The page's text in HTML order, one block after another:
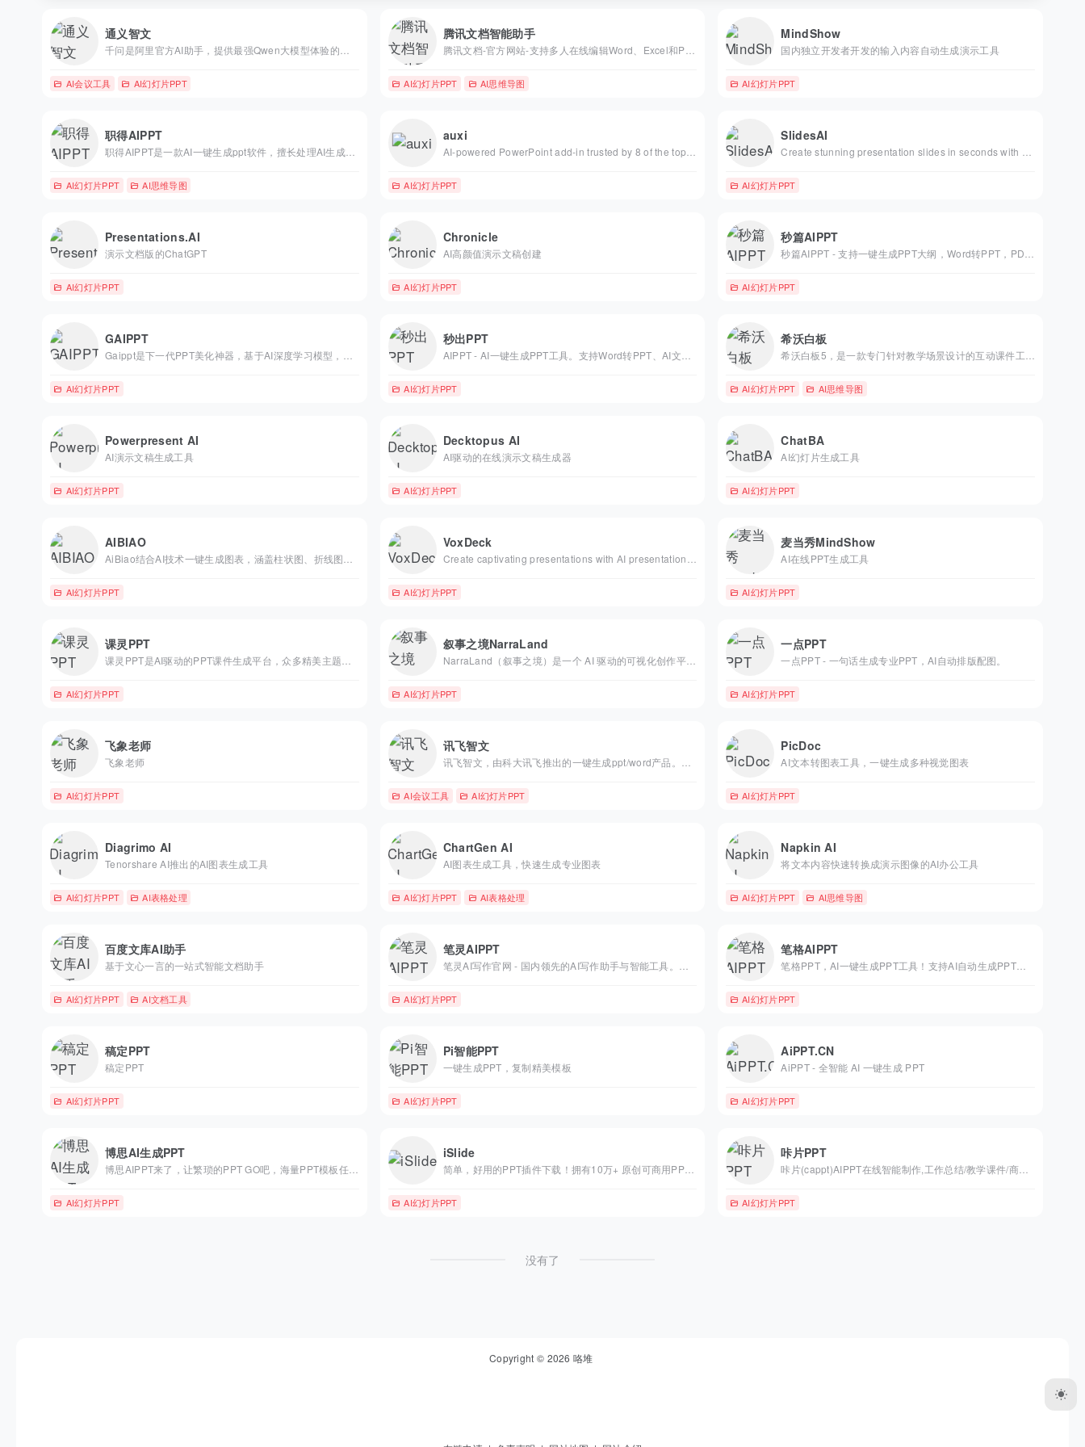
通义智文
AI会议工具 AI幻灯片PPT
腾讯文档智能助手
AI幻灯片PPT AI思维导图
MindShow
国内独立开发者开发的输入内容自动生成演示工具
AI幻灯片PPT
职得AIPPT
AI幻灯片PPT AI思维导图
auxi
AI幻灯片PPT
SlidesAI
AI幻灯片PPT
Presentations.AI
演示文档版的ChatGPT
AI幻灯片PPT
Chronicle
AI高颜值演示文稿创建
AI幻灯片PPT
秒篇AIPPT
AI幻灯片PPT
GAIPPT
AI幻灯片PPT
秒出PPT
AI幻灯片PPT
希沃白板
AI幻灯片PPT AI思维导图
Powerpresent AI
AI演示文稿生成工具
AI幻灯片PPT
Decktopus AI
AI驱动的在线演示文稿生成器
AI幻灯片PPT
ChatBA
AI幻灯片生成工具
AI幻灯片PPT
AIBIAO
AI幻灯片PPT
VoxDeck
AI幻灯片PPT
麦当秀MindShow
AI在线PPT生成工具
AI幻灯片PPT
课灵PPT
AI幻灯片PPT
叙事之境NarraLand
NarraLand（叙事之境）是一个 AI 驱动的可视化创作平台，几分钟内将你的想法变成精美的视觉页面。适用于产品介绍、品牌故事、研究报告、演示汇报、公众号长图、社交媒体信息图、知识科普、个人创作等场景。
AI幻灯片PPT
一点PPT
一点PPT - 一句话生成专业PPT，AI自动排版配图。
AI幻灯片PPT
飞象老师
飞象老师
AI幻灯片PPT
讯飞智文
AI会议工具 AI幻灯片PPT
PicDoc
AI文本转图表工具，一键生成多种视觉图表
AI幻灯片PPT
Diagrimo AI
Tenorshare AI推出的AI图表生成工具
AI幻灯片PPT AI表格处理
ChartGen AI
AI图表生成工具，快速生成专业图表
AI幻灯片PPT AI表格处理
Napkin AI
将文本内容快速转换成演示图像的AI办公工具
AI幻灯片PPT AI思维导图
百度文库AI助手
基于文心一言的一站式智能文档助手
AI幻灯片PPT AI文档工具
笔灵AIPPT
AI幻灯片PPT
笔格AIPPT
AI幻灯片PPT
稿定PPT
稿定PPT
AI幻灯片PPT
Pi智能PPT
一键生成PPT，复制精美模板
AI幻灯片PPT
AiPPT.CN
AiPPT - 全智能 AI 一键生成 PPT
AI幻灯片PPT
博思AI生成PPT
AI幻灯片PPT
iSlide
AI幻灯片PPT
咔片PPT
咔片(cappt)AIPPT在线智能制作,工作总结/教学课件/商业提案3分钟搞定,10万+场景模板一键替换,AI自动排版+多格式导出,支持在线编辑,一键生成PPT,咔片ppt制作网站基础功能永久免费使用！
AI幻灯片PPT
没有了
Copyright © 2026咯堆